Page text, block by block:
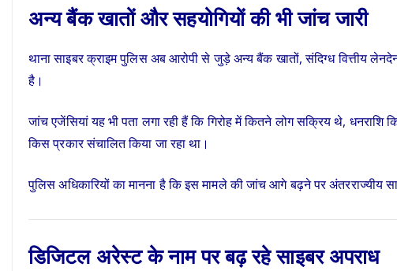
अन्य बैंक खातों और सहयोगियों की भी जांच जारी
थाना साइबर क्राइम पुलिस अब आरोपी से जुड़े अन्य बैंक खातों, संदिग्ध वित्तीय लेनदेन,
है।
जांच एजेंसियां यह भी पता लगा रही हैं कि गिरोह में कितने लोग सक्रिय थे, धनराशि
किस प्रकार संचालित किया जा रहा था।
पुलिस अधिकारियों का मानना है कि इस मामले की जांच आगे बढ़ने पर
डिजिटल अरेस्ट के नाम पर बढ़ रहे साइबर अपराध